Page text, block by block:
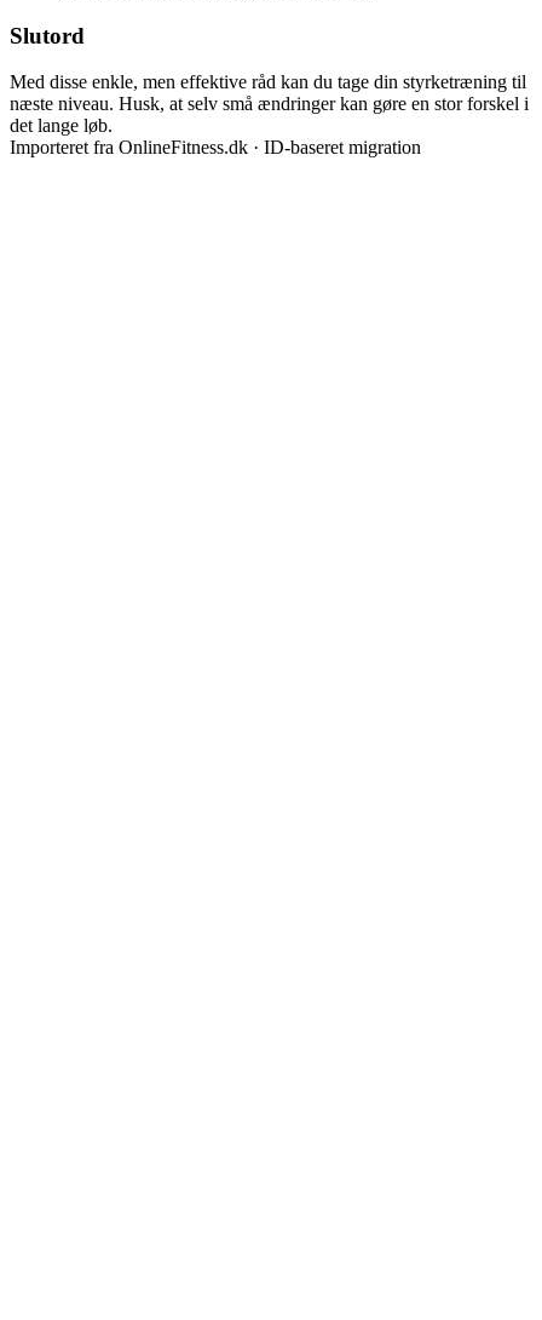
Slutord
Med disse enkle, men effektive råd kan du tage din styrketræning til
næste niveau. Husk, at selv små ændringer kan gøre en stor forskel i
det lange løb.
Importeret fra OnlineFitness.dk · ID-baseret migration